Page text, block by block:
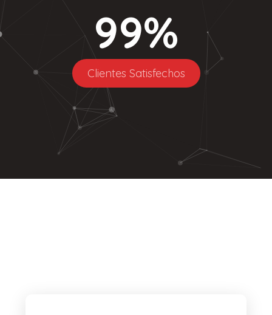
99%
Clientes Satisfechos